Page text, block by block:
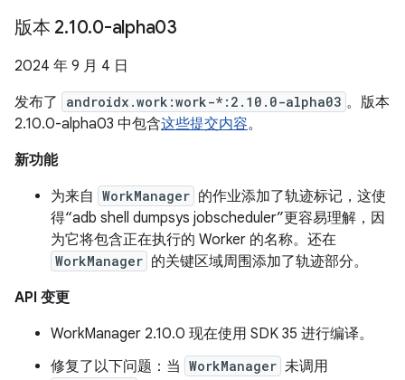
版本 2.10.0-alpha03
2024 年 9 月 4 日
发布了
androidx.work:work-*:2.10.0-alpha03 。版本
2.10.0-alpha03 中包含这些提交内容。
新功能
为来自 WorkManager 的作业添加了轨迹标记，这使
得“adb shell dumpsys jobscheduler”更容易理解，因
为它将包含正在执行的 Worker 的名称。还在
WorkManager 的关键区域周围添加了轨迹部分。
API 变更
WorkManager 2.10.0 现在使用 SDK 35 进行编译。
修复了以下问题：当 WorkManager 未调用